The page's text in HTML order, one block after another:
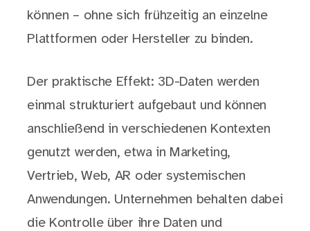
können – ohne sich frühzeitig an einzelne
Plattformen oder Hersteller zu binden.
Der praktische Effekt: 3D-Daten werden
einmal strukturiert aufgebaut und können
anschließend in verschiedenen Kontexten
genutzt werden, etwa in Marketing,
Vertrieb, Web, AR oder systemischen
Anwendungen. Unternehmen behalten dabei
die Kontrolle über ihre Daten und